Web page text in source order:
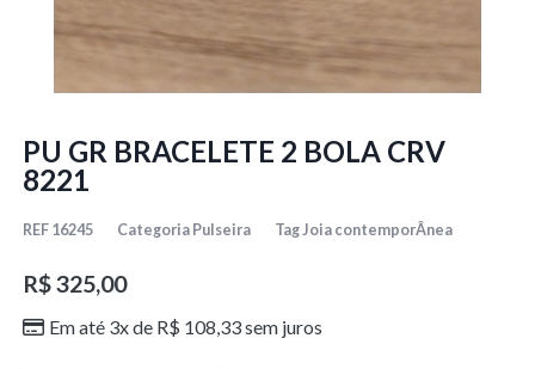
PU GR BRACELETE 2 BOLA CRV
8221
REF 16245 Categoria Pulseira TagJoia contemporÂnea
R$325,00
Em até 3x de R$ 108,33sem juros